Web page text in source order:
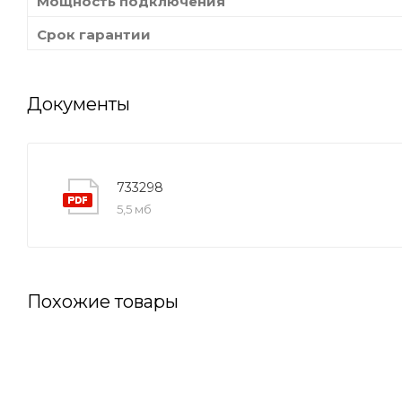
Срок гарантии
Документы
733298
5,5 мб
Похожие товары